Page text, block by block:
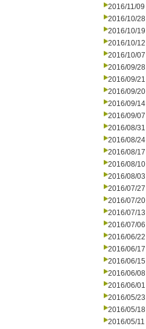
2016/11/09
2016/10/28
2016/10/19
2016/10/12
2016/10/07
2016/09/28
2016/09/21
2016/09/20
2016/09/14
2016/09/07
2016/08/31
2016/08/24
2016/08/17
2016/08/10
2016/08/03
2016/07/27
2016/07/20
2016/07/13
2016/07/06
2016/06/22
2016/06/17
2016/06/15
2016/06/08
2016/06/01
2016/05/23
2016/05/18
2016/05/11